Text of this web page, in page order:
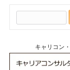
キャリコン